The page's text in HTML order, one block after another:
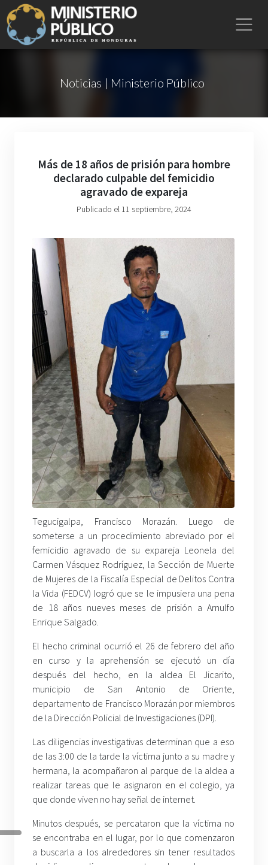
Noticias | Ministerio Público
Más de 18 años de prisión para hombre
declarado culpable del femicidio
agravado de expareja
Publicado el 11 septiembre, 2024
Tegucigalpa, Francisco Morazán. Luego de
someterse a un procedimiento abreviado por el
femicidio agravado de su expareja Leonela del
Carmen Vásquez Rodríguez, la Sección de Muerte
de Mujeres de la Fiscalía Especial de Delitos Contra
la Vida (FEDCV) logró que se le impusiera una pena
de 18 años nueves meses de prisión a Arnulfo
Enrique Salgado.
El hecho criminal ocurrió el 26 de febrero del año
en curso y la aprehensión se ejecutó un día
después del hecho, en la aldea El Jicarito,
municipio de San Antonio de Oriente,
departamento de Francisco Morazán por miembros
de la Dirección Policial de Investigaciones (DPI).
Las diligencias investigativas determinan que a eso
de las 3:00 de la tarde la víctima junto a su madre y
hermana, la acompañaron al parque de la aldea a
realizar tareas que le asignaron en el colegio, ya
que donde viven no hay señal de internet.
Minutos después, se percataron que la víctima no
se encontraba en el lugar, por lo que comenzaron
a buscarla a los alrededores sin tener resultados